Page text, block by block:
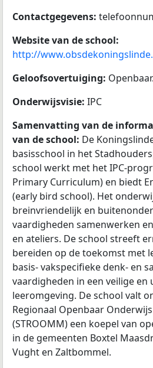
Contactgegevens:
Website van de school:
http://
Geloofsovertuiging: Openbaar.
Onderwijsvisie: IPC
Samenvatting van de
van de school: De
basisschool in het
school werkt met het IPC-
Primary Curriculum) en biedt
(early bird school). Het
breinvriendelijk en
vaardigheden samenwerken
en ateliers. De school streeft
bereiden op de toekomst met
basis- vakspecifieke denk- en
vaardigheden in een veilige en
leeromgeving. De school valt
Regionaal Openbaar
(STROOMM) een koepel van
in de gemeenten Boxtel
Vught en Zaltbommel.